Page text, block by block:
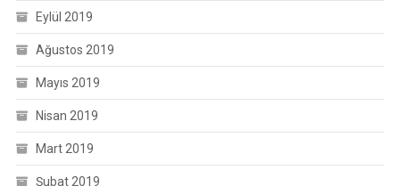
Eylül 2019
Ağustos 2019
Mayıs 2019
Nisan 2019
Mart 2019
Şubat 2019